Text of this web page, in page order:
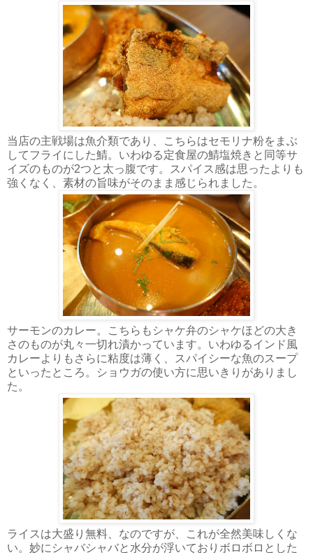
当店の主戦場は魚介類であり、こちらはセモリナ粉をまぶ
してフライにした鯖。いわゆる定食屋の鯖塩焼きと同等サ
イズのものが2つと太っ腹です。スパイス感は思ったよりも
強くなく、素材の旨味がそのまま感じられました。
サーモンのカレー。こちらもシャケ弁のシャケほどの大き
さのものが丸々一切れ漬かっています。いわゆるインド風
カレーよりもさらに粘度は薄く、スパイシーな魚のスープ
といったところ。ショウガの使い方に思いきりがありまし
た。
ライスは大盛り無料、なのですが、これが全然美味しくな
い。妙にシャバシャバと水分が浮いておりボロボロとした